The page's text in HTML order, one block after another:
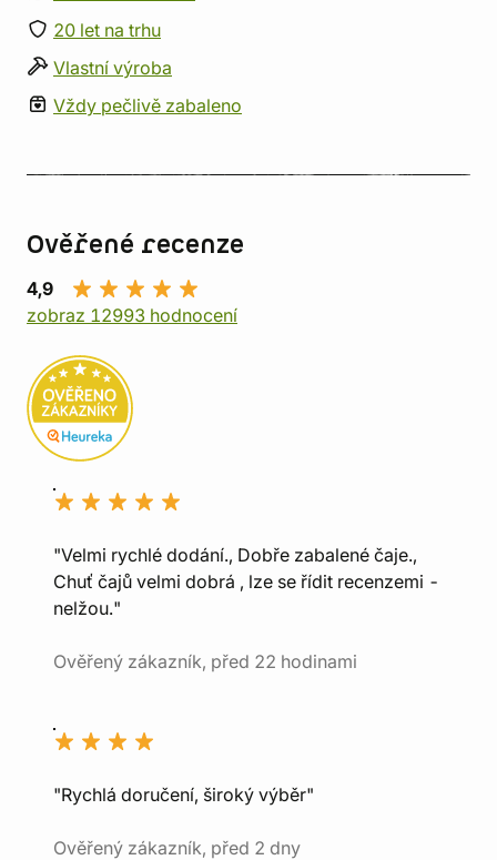
20 let na trhu
Vlastní výroba
Vždy pečlivě zabaleno
Ověřené recenze
4,9
zobraz 12993 hodnocení
"Velmi rychlé dodání., Dobře zabalené čaje.,
Chuť čajů velmi dobrá , lze se řídit recenzemi -
nelžou."
Ověřený zákazník, před 22 hodinami
"Rychlá doručení, široký výběr"
Ověřený zákazník, před 2 dny